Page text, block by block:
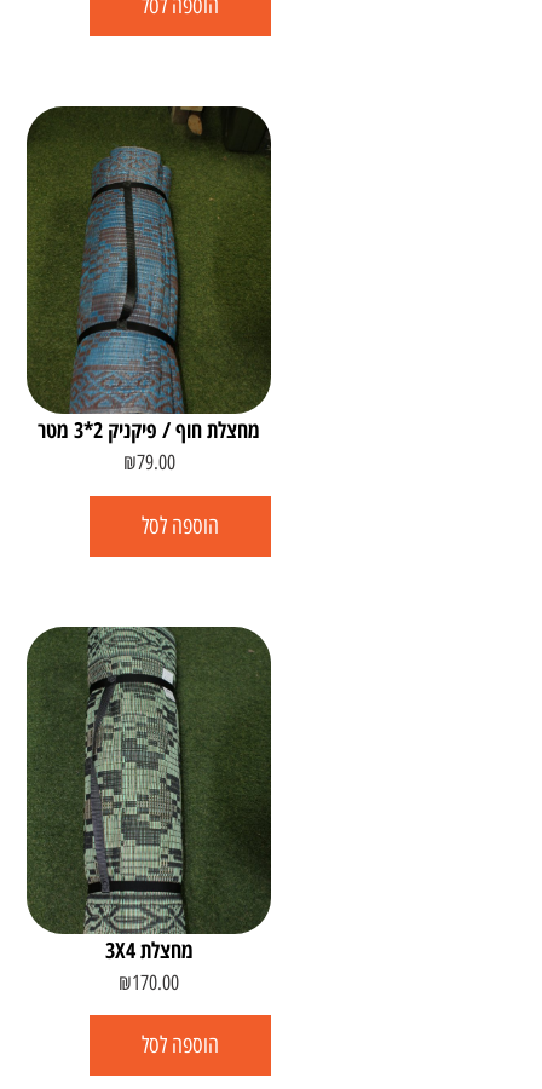
הוספה לסל
מחצלת חוף / פיקניק 2*3 מטר
₪79.00
הוספה לסל
מחצלת 3X4
₪170.00
הוספה לסל